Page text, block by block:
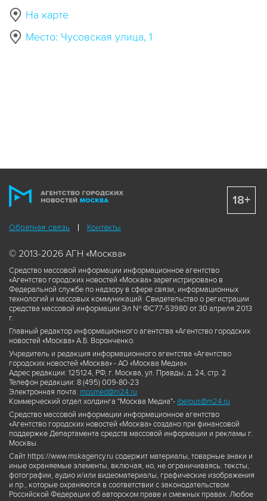
На карте
Место: Чусовская улица, 1
Обратная связь Контакты
© 2013-2026 АГН «Москва»
Средство массовой информации информационное агентство
«Агентство городских новостей «Москва» зарегистрировано в
Федеральной службе по надзору в сфере связи, информационных
технологий и массовых коммуникаций. Свидетельство о регистрации
средства массовой информации Эл № ФС77-53980 от 30 апреля 2013
г.
Главный редактор информационного агентства «Агентство городских
новостей «Москва» А.Б. Воронченко.
Учредитель и редакция информационного агентства «Агентство
городских новостей «Москва» - АО «Москва Медиа».
Адрес редакции: 125124, РФ, г. Москва, ул. Правды, д. 24, стр. 2
Телефон редакции: 8 (495) 009-80-23
Электронная почта: mosmed@m24.ru
Коммерческий отдел холдинга "Москва Медиа"- ibelous@m24.ru
Средство массовой информации информационное агентство
«Агентство городских новостей «Москва» создано при финансовой
поддержке Департамента средств массовой информации и рекламы г.
Москвы.
Сайт https://www.mskagency.ru содержит материалы, товарные знаки и
иные охраняемые элементы, включая, но, не ограничиваясь: тексты,
фотографии, аудио и/или видеоматериалы, графические изображения
и пр., которые охраняются в соответствии с законодательством
Российской Федерации об авторском праве и смежных правах. Любое
18+